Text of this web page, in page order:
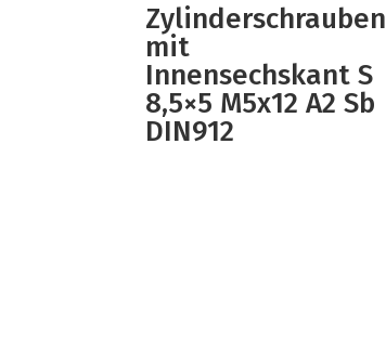
Zylinderschrauben
mit
Innensechskant S
8,5×5 M5x12 A2 Sb
DIN912